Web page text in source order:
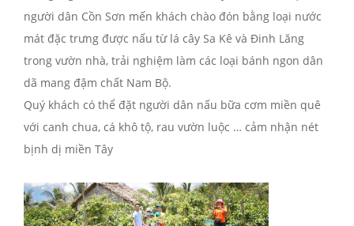
người dân Cồn Sơn mến khách chào đón bằng loại nước
mát đặc trưng được nấu từ lá cây Sa Kê và Đinh Lăng
trong vườn nhà, trải nghiệm làm các loại bánh ngon dân
dã mang đậm chất Nam Bộ.
Quý khách có thể đặt người dân nấu bữa cơm miền quê
với canh chua, cá khô tộ, rau vườn luộc … cảm nhận nét
bịnh dị miền Tây